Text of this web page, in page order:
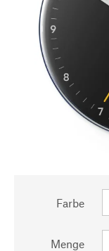
Farbe
Menge